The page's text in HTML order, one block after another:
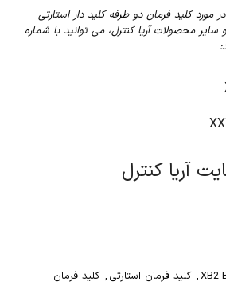
مورد کلید فرمان دو طرفه کلید دار استارتی
طرح تله مدل XB2-BG73 و سایر محصولات آریا کنترل، می توانید با شماره
آریا کنترل
, کلید فرمان استارتی , کلید فرمان